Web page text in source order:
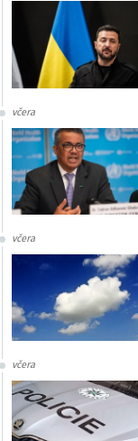
včera
včera
včera